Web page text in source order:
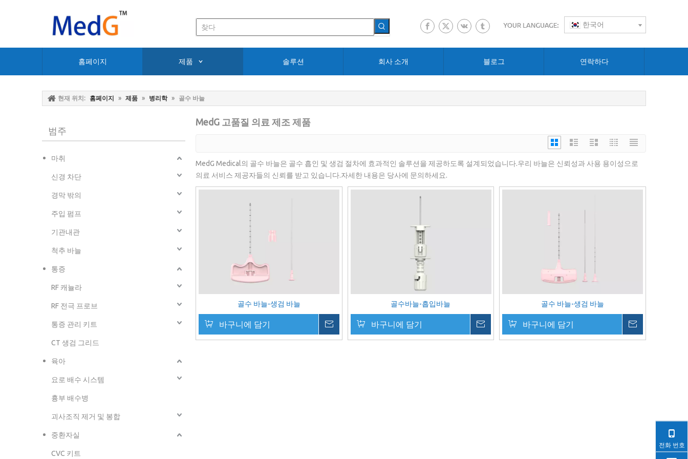
한국어
홈페이지 제품 솔루션 회사 소개 블로그 연락하다
현재 위치: 홈페이지 » 제품 » 병리학 » 골수 바늘
범주
마취
신경 차단
경막 밖의
주입 펌프
기관내관
척추 바늘
통증
RF 캐뉼라
RF 전극 프로브
통증 관리 키트
CT 생검 그리드
육아
요로 배수 시스템
흉부 배수병
괴사조직 제거 및 봉합
중환자실
CVC 키트
MedG 고품질 의료 제조 제품
MedG Medical의 골수 바늘은 골수 흡인 및 생검 절차에 효과적인 솔루션을 제공하도록 설계되었습니다.우리 바늘은 신뢰성과 사용 용이성으로
의료 서비스 제공자들의 신뢰를 받고 있습니다.자세한 내용은 당사에 문의하세요.
골수 바늘-생검 바늘
바구니에 담기 귀하의 메시지
골수바늘-흡입바늘
바구니에 담기 귀하의 메시지
골수 바늘-생검 바늘
바구니에 담기
전화 번호